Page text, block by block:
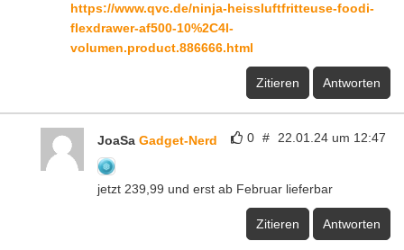
https://www.qvc.de/ninja-heissluftfritteuse-foodi-
flexdrawer-af500-10%2C4l-
volumen.product.886666.html
Zitieren Antworten
0 # 22.01.24 um 12:47
JoaSa Gadget-Nerd
jetzt 239,99 und erst ab Februar lieferbar
Zitieren Antworten